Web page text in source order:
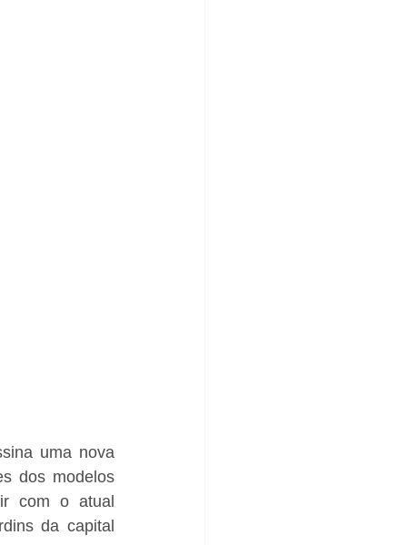
uma nova
dos modelos
com o atual
da capital